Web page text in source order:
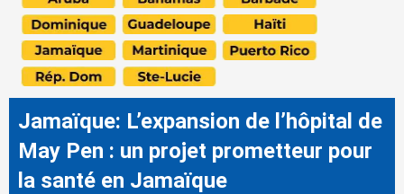
Jamaïque: L’expansion de l’hôpital de
May Pen : un projet prometteur pour
la santé en Jamaïque